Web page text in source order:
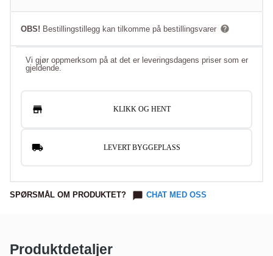
OBS! Bestillingstillegg kan tilkomme på bestillingsvarer
Vi gjør oppmerksom på at det er leveringsdagens priser som er
gjeldende.
KLIKK OG HENT
LEVERT BYGGEPLASS
SPØRSMÅL OM PRODUKTET? CHAT MED OSS
Produktdetaljer